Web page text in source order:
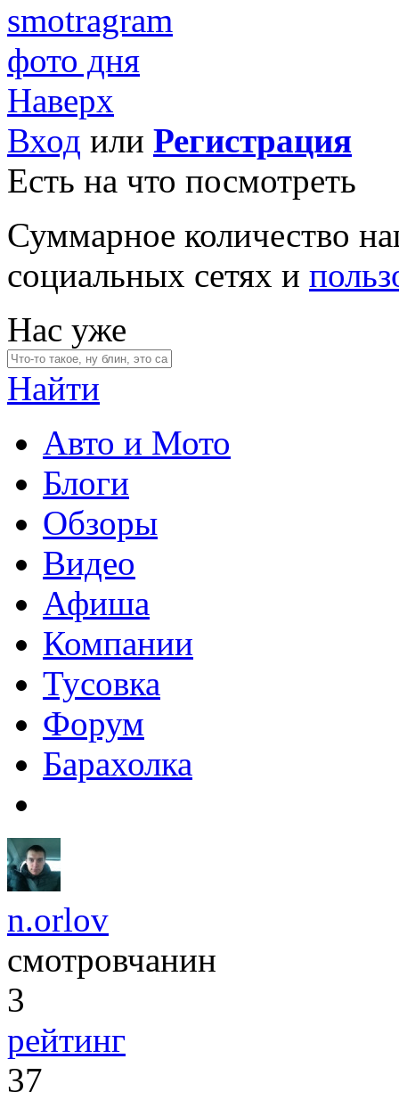
smotragram
фото дня
Наверх
Вход или Регистрация
Есть на что посмотреть
Суммарное количество
социальных сетях и
Нас уже
Найти
Авто и Мото
Блоги
Обзоры
Видео
Афиша
Компании
Тусовка
Форум
Барахолка
n.orlov
смотровчанин
3
рейтинг
37